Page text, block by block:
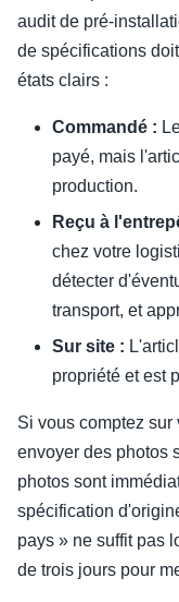
audit de pré-
de spécifications
états clairs :
Commandé :
payé, mais
production.
Reçu à
chez votre
détecter
transport, et
Sur site :
propriété et est
Si vous comptez
envoyer des photos
photos sont
spécification
pays » ne suffit pas
de trois jours pour